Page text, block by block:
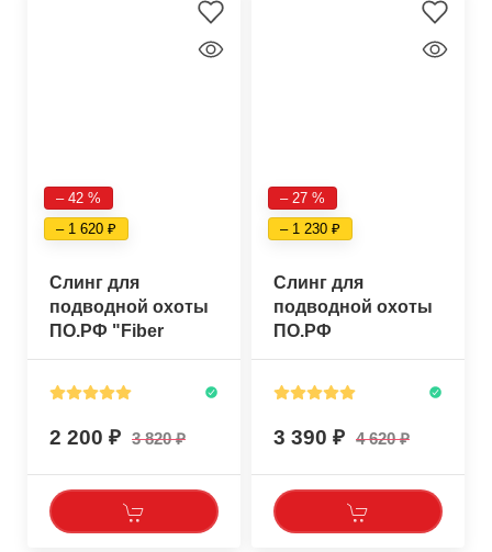
– 42 %
– 1 620
Слинг для
подводной охоты
ПО.РФ "Fiber
140см"
2 200 3 820
– 27 %
– 1 230
Слинг для
подводной охоты
ПО.РФ
"Трезуб-190см"
3 390 4 620